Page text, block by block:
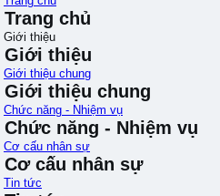
Trang chủ
Giới thiệu
Giới thiệu
Giới thiệu chung
Giới thiệu chung
Chức năng - Nhiệm vụ
Chức năng - Nhiệm vụ
Cơ cấu nhân sự
Cơ cấu nhân sự
Tin tức